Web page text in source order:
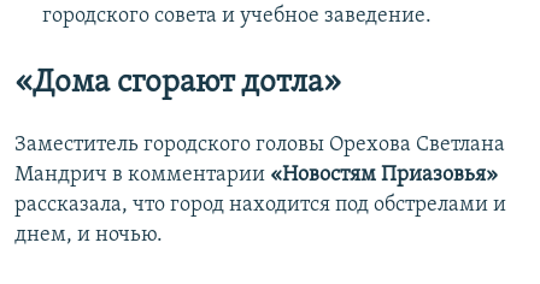
городского совета и учебное заведение.
«Дома сгорают дотла»
Заместитель городского головы Орехова Светлана
Мандрич в комментарии «Новостям Приазовья»
рассказала, что город находится под обстрелами и
днем, и ночью.